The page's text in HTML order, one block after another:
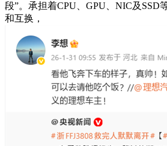
段”。承担着CPU、GPU、NIC及SSD
和互换，